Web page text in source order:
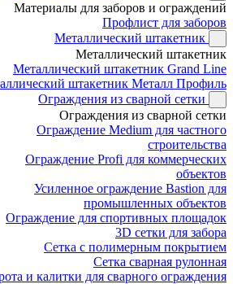
Материалы для заборов и ограждений
Профлист для заборов
Металлический штакетник
Металлический штакетник
Металлический штакетник Grand Line
штакетник Металл Профиль
Ограждения из сварной сетки
Ограждения из сварной сетки
Ограждение Medium для частного
строительства
Ограждение Profi для коммерческих
объектов
Усиленное ограждение Bastion для
промышленных объектов
Ограждение для спортивных площадок
3D сетки для забора
Сетка с полимерным покрытием
Сетка сварная рулонная
и калитки для сварного ограждения